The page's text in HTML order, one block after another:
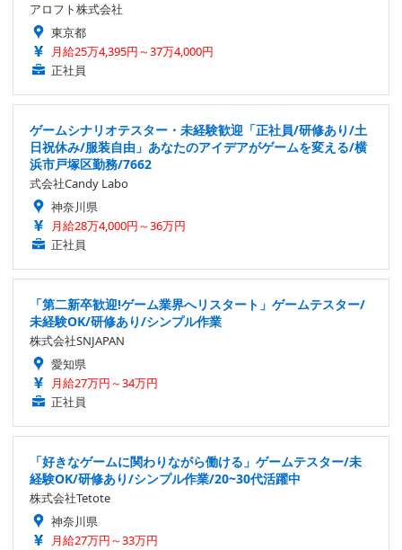
アロフト株式会社
東京都
月給25万4,395円～37万4,000円
正社員
ゲームシナリオテスター・未経験歓迎「正社員/研修あり/土
日祝休み/服装自由」あなたのアイデアがゲームを変える/横
浜市戸塚区勤務/7662
式会社Candy Labo
神奈川県
月給28万4,000円～36万円
正社員
「第二新卒歓迎!ゲーム業界へリスタート」ゲームテスター/
未経験OK/研修あり/シンプル作業
株式会社SNJAPAN
愛知県
月給27万円～34万円
正社員
「好きなゲームに関わりながら働ける」ゲームテスター/未
経験OK/研修あり/シンプル作業/20~30代活躍中
株式会社Tetote
神奈川県
月給27万円～33万円